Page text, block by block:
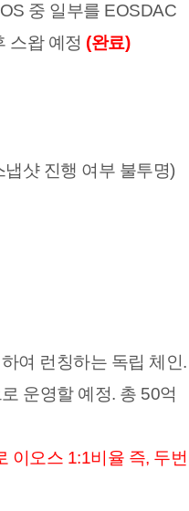
중 일부를 EOSDAC
스왑 예정 (완료)
샷 진행 여부 불투명)
여 런칭하는 독립 체인.
운영할 예정. 총 50억
이오스 1:1비율 즉, 두번